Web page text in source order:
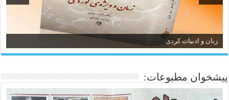
زبان و ادبیات کردی
پیشخوان مطبوعات: